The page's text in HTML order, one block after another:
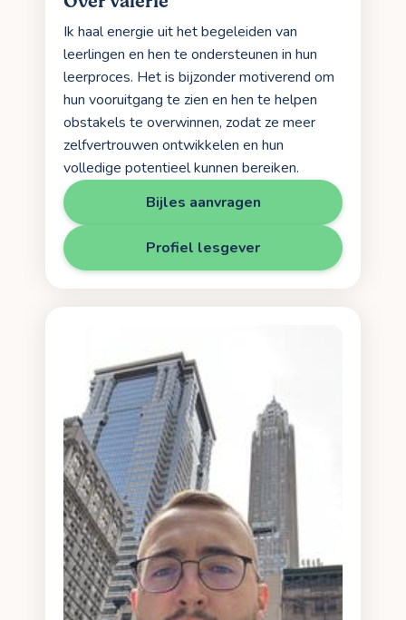
Ik haal energie uit het begeleiden van
leerlingen en hen te ondersteunen in hun
leerproces. Het is bijzonder motiverend om
hun vooruitgang te zien en hen te helpen
obstakels te overwinnen, zodat ze meer
zelfvertrouwen ontwikkelen en hun
volledige potentieel kunnen bereiken.
Bijles aanvragen
Profiel lesgever